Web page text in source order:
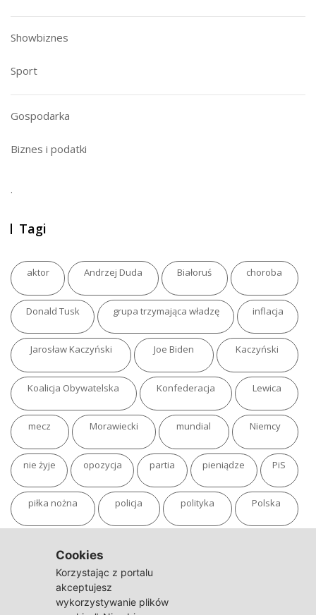
Showbiznes
Sport
Gospodarka
Biznes i podatki
.
Tagi
aktor Andrzej Duda Białoruś choroba
Donald Tusk grupa trzymająca władzę inflacja
Jarosław Kaczyński Joe Biden Kaczyński
Koalicja Obywatelska Konfederacja Lewica
mecz Morawiecki mundial Niemcy
nie żyje opozycja partia pieniądze PiS
piłka nożna policja polityka Polska
sąd TVN
Cookies
Korzystając z portalu
akceptujesz
wykorzystywanie plików